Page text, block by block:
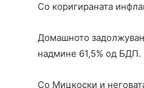
Со коригираната
Домашното
надмине 61,5% од БДП.
Со Мицкоски и